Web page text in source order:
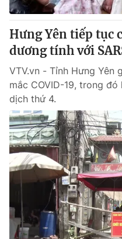
Hưng Yên tiếp tục
dương tính với
VTV.vn - Tỉnh Hưng Yên
mắc COVID-19, trong
dịch thứ 4.